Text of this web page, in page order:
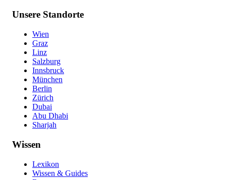
Unsere Standorte
Wien
Graz
Linz
Salzburg
Innsbruck
München
Berlin
Zürich
Dubai
Abu Dhabi
Sharjah
Wissen
Lexikon
Wissen & Guides